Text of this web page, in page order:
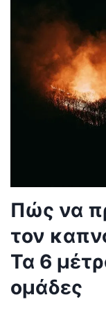
Πώς να
τον
Τα 6
ομάδες